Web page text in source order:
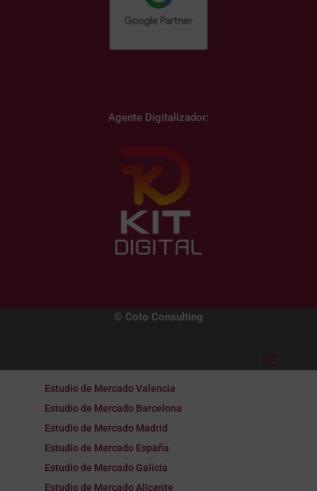
Agente Digitalizador:
© Coto Consulting
Estudio de Mercado Valencia
Estudio de Mercado Barcelona
Estudio de Mercado Madrid
Estudio de Mercado España
Estudio de Mercado Galicia
Estudio de Mercado Alicante